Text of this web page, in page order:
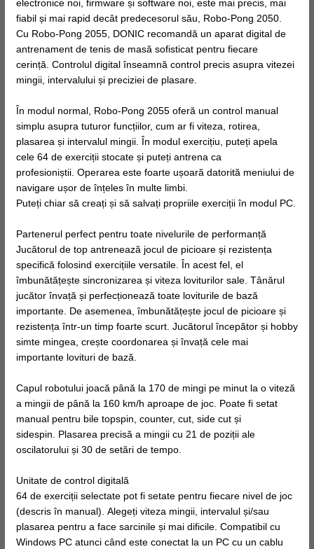
electronice noi, firmware și software noi, este mai precis, mai
fiabil și mai rapid decât predecesorul său, Robo-Pong 2050.
Cu Robo-Pong 2055, DONIC recomandă un aparat digital de
antrenament de tenis de masă sofisticat pentru fiecare
cerință. Controlul digital înseamnă control precis asupra vitezei
mingii, intervalului și preciziei de plasare.
În modul normal, Robo-Pong 2055 oferă un control manual
simplu asupra tuturor funcțiilor, cum ar fi viteza, rotirea,
plasarea și intervalul mingii. În modul exercițiu, puteți apela
cele 64 de exerciții stocate și puteți antrena ca
profesioniștii. Operarea este foarte ușoară datorită meniului de
navigare ușor de înțeles în multe limbi.
Puteți chiar să creați și să salvați propriile exerciții în modul PC.
Partenerul perfect pentru toate nivelurile de performanță
Jucătorul de top antrenează jocul de picioare și rezistența
specifică folosind exercițiile versatile. În acest fel, el
îmbunătățește sincronizarea și viteza loviturilor sale. Tânărul
jucător învață și perfecționează toate loviturile de bază
importante. De asemenea, îmbunătățește jocul de picioare și
rezistența într-un timp foarte scurt. Jucătorul începător și hobby
simte mingea, crește coordonarea și învață cele mai
importante lovituri de bază.
Capul robotului joacă până la 170 de mingi pe minut la o viteză
a mingii de până la 160 km/h aproape de joc. Poate fi setat
manual pentru bile topspin, counter, cut, side cut și
sidespin. Plasarea precisă a mingii cu 21 de poziții ale
oscilatorului și 30 de setări de tempo.
Unitate de control digitală
64 de exerciții selectate pot fi setate pentru fiecare nivel de joc
(descris în manual). Alegeți viteza mingii, intervalul și/sau
plasarea pentru a face sarcinile și mai dificile. Compatibil cu
Windows PC atunci când este conectat la un PC cu un cablu